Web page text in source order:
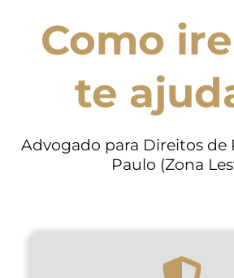
Como
te
Advogado para Direitos de
Paulo (Zona